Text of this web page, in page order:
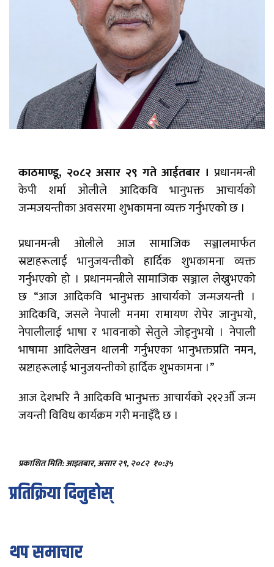
काठमाण्डू, २०८२ असार २९ गते आईतबार । प्रधानमन्त्री
केपी शर्मा ओलीले आदिकवि भानुभक्त आचार्यको
जन्मजयन्तीका अवसरमा शुभकामना व्यक्त गर्नुभएको छ ।
प्रधानमन्त्री ओलीले आज सामाजिक सञ्जालमार्फत
स्रष्टाहरूलाई भानुजयन्तीको हार्दिक शुभकामना व्यक्त
गर्नुभएको हो । प्रधानमन्त्रीले सामाजिक सञ्जाल लेख्नुभएको
छ “आज आदिकवि भानुभक्त आचार्यको जन्मजयन्ती ।
आदिकवि, जसले नेपाली मनमा रामायण रोपेर जानुभयो,
नेपालीलाई भाषा र भावनाको सेतुले जोड्नुभयो । नेपाली
भाषामा आदिलेखन थालनी गर्नुभएका भानुभक्तप्रति नमन,
स्रष्टाहरूलाई भानुजयन्तीको हार्दिक शुभकामना ।”
आज देशभरि नै आदिकवि भानुभक्त आचार्यको २१२औँ जन्म
जयन्ती विविध कार्यक्रम गरी मनाइँदै छ ।
प्रकाशित मिति: आइतबार, असार २९, २०८२ १०:३५
प्रतिक्रिया दिनुहोस्
थप समाचार